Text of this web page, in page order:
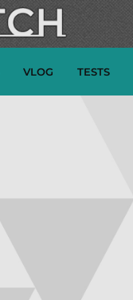
VLOG TESTS